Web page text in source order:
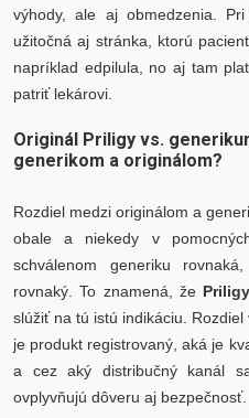
výhody, ale aj obmedzenia.
užitočná aj stránka, ktorú
napríklad edpilula, no aj tam
patriť lekárovi.
Originál Priligy vs.
generikom a originálom?
Rozdiel medzi originálom a
obale a niekedy v
schválenom generiku
rovnaký. To znamená, že Priligy
slúžiť na tú istú indikáciu.
je produkt registrovaný, aká je
a cez aký distribučný kanál
ovplyvňujú dôveru aj bezpečnosť.